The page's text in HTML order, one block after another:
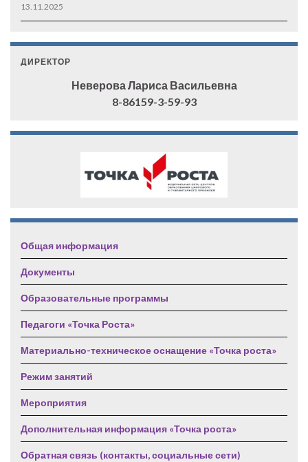
13.11.2025
ДИРЕКТОР
Неверова Лариса Васильевна
8-86159-3-59-93
Общая информация
Документы
Образовательные программы
Педагоги «Точка Роста»
Материально-техническое оснащение «Точка роста»
Режим занятий
Мероприятия
Дополнительная информация «Точка роста»
Обратная связь (контакты, социальные сети)